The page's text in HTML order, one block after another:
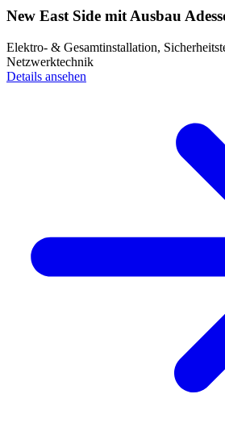
New East Side mit Ausbau
Elektro- & Gesamtinstallation,
Netzwerktechnik
Details ansehen